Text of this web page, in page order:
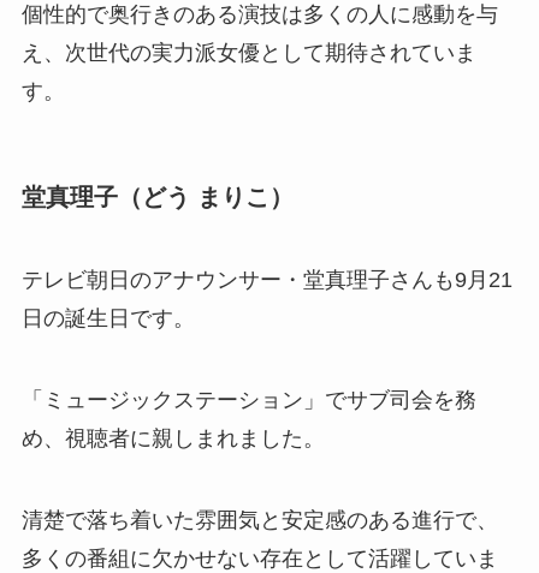
個性的で奥行きのある演技は多くの人に感動を与
え、次世代の実力派女優として期待されていま
す。
堂真理子（どう まりこ）
テレビ朝日のアナウンサー・堂真理子さんも9月21
日の誕生日です。
「ミュージックステーション」でサブ司会を務
め、視聴者に親しまれました。
清楚で落ち着いた雰囲気と安定感のある進行で、
多くの番組に欠かせない存在として活躍していま